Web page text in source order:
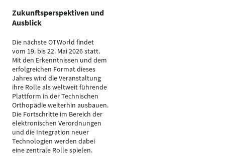
Zukunftsperspektiven und
Ausblick
Die nächste OTWorld findet
vom 19. bis 22. Mai 2026 statt.
Mit den Erkenntnissen und dem
erfolgreichen Format dieses
Jahres wird die Veranstaltung
ihre Rolle als weltweit führende
Plattform in der Technischen
Orthopädie weiterhin ausbauen.
Die Fortschritte im Bereich der
elektronischen Verordnungen
und die Integration neuer
Technologien werden dabei
eine zentrale Rolle spielen.